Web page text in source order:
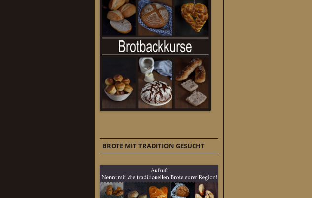
BROTE MIT TRADITION GESUCHT